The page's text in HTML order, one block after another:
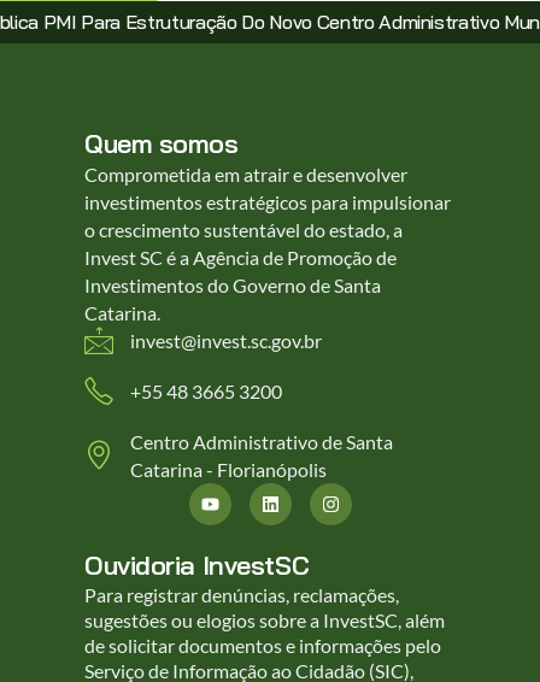
Estruturação Do Novo Centro Administrativo Municipal Via
Quem somos
Comprometida em atrair e desenvolver
investimentos estratégicos para impulsionar
o crescimento sustentável do estado, a
Invest SC é a Agência de Promoção de
Investimentos do Governo de Santa
Catarina.
invest@invest.sc.gov.br
+55 48 3665 3200
Centro Administrativo de Santa
Catarina - Florianópolis
Ouvidoria InvestSC
Para registrar denúncias, reclamações,
sugestões ou elogios sobre a InvestSC, além
de solicitar documentos e informações pelo
Serviço de Informação ao Cidadão (SIC),